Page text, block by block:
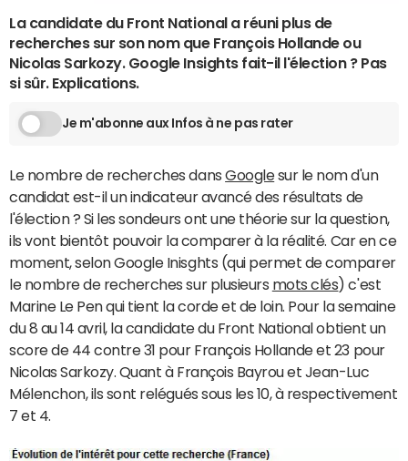
La candidate du Front National a réuni plus de
recherches sur son nom que François Hollande ou
Nicolas Sarkozy. Google Insights fait-il l'élection ? Pas
si sûr. Explications.
Je m'abonne aux Infos à ne pas rater
Le nombre de recherches dansGooglesur le nom d'un
candidat est-il un indicateur avancé des résultats de
l'élection ? Si les sondeurs ont une théorie sur la question,
ils vont bientôt pouvoir la comparer à la réalité. Car en ce
moment, selon Google Inisghts (qui permet de comparer
le nombre de recherches sur plusieurs mots clés) c'est
Marine Le Pen qui tient la corde et de loin. Pour la semaine
du 8 au 14 avril, la candidate du Front National obtient un
score de 44 contre 31 pour François Hollande et 23 pour
Nicolas Sarkozy. Quant à François Bayrou et Jean-Luc
Mélenchon, ils sont relégués sous les 10, à respectivement
7 et 4.